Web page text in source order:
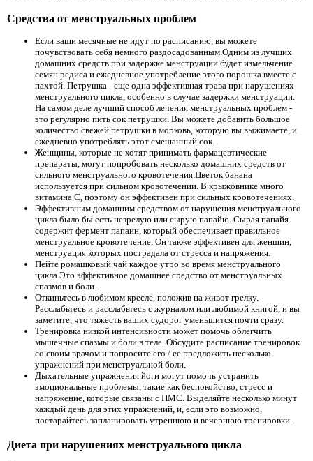
Средства от менструальных проблем
Если ваши месячные не идут по расписанию, вы можете
почувствовать себя немного раздосадованным.Одним из лучших
домашних средств при задержке менструации будет измельчение
семян редиса и ежедневное употребление этого порошка вместе с
пахтой. Петрушка - еще одна эффективная трава при нарушениях
менструального цикла, особенно в случае задержки менструации.
На самом деле лучший способ лечения менструальных проблем -
это регулярно пить сок петрушки. Вы можете добавить большое
количество свежей петрушки в морковь, которую вы выжимаете, и
ежедневно употреблять этот смешанный сок.
Женщины, которые не хотят принимать фармацевтические
препараты, могут попробовать несколько домашних средств от
сильного менструального кровотечения.Цветок банана
используется при сильном кровотечении. В крыжовнике много
витамина С, поэтому он эффективен при сильных кровотечениях.
Эффективным домашним средством от нарушения менструального
цикла было бы есть незрелую или сырую папайю. Сырая папайя
содержит фермент папаин, который обеспечивает правильное
менструальное кровотечение. Он также эффективен для женщин,
менструация которых пострадала от стресса и напряжения.
Пейте ромашковый чай каждое утро во время менструального
цикла.Это эффективное домашнее средство от менструальных
спазмов и боли.
Откиньтесь в любимом кресле, положив на живот грелку.
Расслабьтесь и расслабьтесь с журналом или любимой книгой, и вы
заметите, что тяжесть ваших судорог уменьшится почти сразу.
Тренировка низкой интенсивности может помочь облегчить
мышечные спазмы и боли в теле. Обсудите расписание тренировок
со своим врачом и попросите его / ее предложить несколько
упражнений при менструальной боли.
Дыхательные упражнения йоги могут помочь устранить
эмоциональные проблемы, такие как беспокойство, стресс и
напряжение, которые связаны с ПМС. Выделяйте несколько минут
каждый день для этих упражнений, и, если это возможно,
постарайтесь запланировать утреннюю и вечернюю тренировки.
Диета при нарушениях менструального цикла